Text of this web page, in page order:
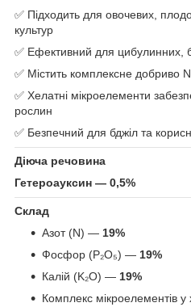
✅ Підходить для овочевих,
культур
✅ Ефективний для цибулинних,
✅ Містить комплексне добриво
✅ Хелатні мікроелементи
рослин
✅ Безпечний для бджіл та
Діюча речовина
Гетероауксин — 0,5%
Склад
Азот (N) — 19%
Фосфор (P₂O₅) — 19%
Калій (K₂O) — 19%
Комплекс мікроелементів у